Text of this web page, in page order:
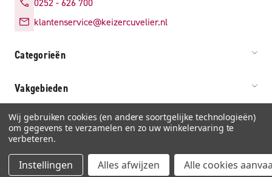
klantenservice@keizercuvelier.nl
Categorieën
Vakgebieden
Service & info
Algemene voorwaarden Privacy Cookies
Wij gebruiken cookies (en andere soortgelijke technologieën)
om gegevens te verzamelen en zo uw winkelervaring te
verbeteren.
Instellingen Alles afwijzen Alle cookies